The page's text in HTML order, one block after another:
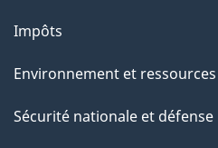
Impôts
Environnement et
Sécurité nationale et défense